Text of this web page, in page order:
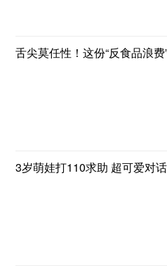
舌尖莫任性！这份“反食品浪
3岁萌娃打110求助 超可爱对